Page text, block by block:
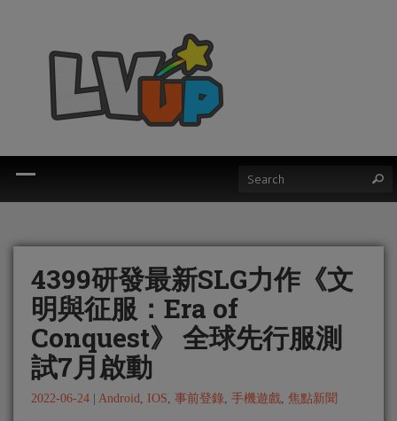
4399研發最新SLG力作《文
明與征服：Era of
Conquest》 全球先行服測
試7月啟動
2022-06-24 Android, IOS, 事前登錄, 手機遊戲, 焦點新聞